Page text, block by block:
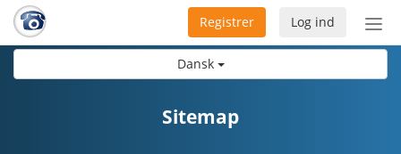
Dansk
Slå
Log ind
Registrer
Sitemap